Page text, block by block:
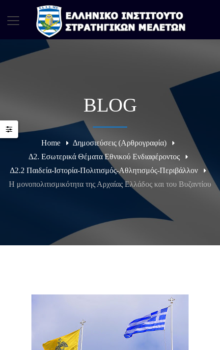
BLOG
Home
Δημοσιεύσεις (Αρθρογραφία)
Δ2. Εσωτερικά Θέματα Εθνικού Ενδιαφέροντος
Δ2.2 Παιδεία-Ιστορία-Πολιτισμός-Αθλητισμός-Περιβάλλον
Η μονοπολιτισμικότητα της Αρχαίας Ελλάδος και του Βυζαντίου